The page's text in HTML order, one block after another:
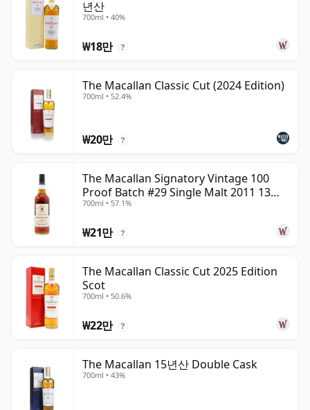
년산
700ml • 40%
₩18만 ?
The Macallan Classic Cut (2024 Edition)
700ml • 52.4%
₩20만 ?
The Macallan Signatory Vintage 100
Proof Batch #29 Single Malt 2011 13년
산
700ml • 57.1%
₩21만 ?
The Macallan Classic Cut 2025 Edition
Scot
700ml • 50.6%
₩22만 ?
The Macallan 15년산 Double Cask
700ml • 43%